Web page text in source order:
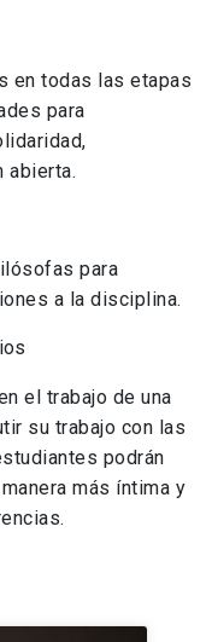
en todas las etapas
para
abierta.
para
a la disciplina.
el trabajo de una
su trabajo con las
podrán
más íntima y